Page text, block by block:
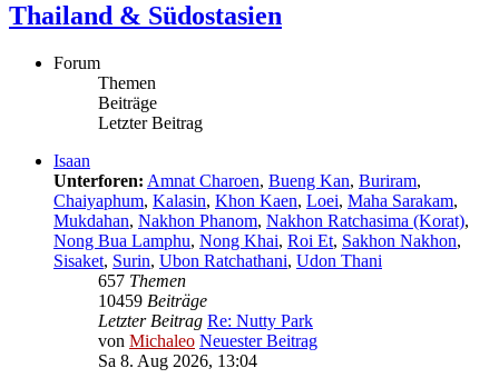
Thailand & Südostasien
Forum
Themen
Beiträge
Letzter Beitrag
Isaan
Unterforen: Amnat Charoen, Bueng Kan, Buriram,
Chaiyaphum, Kalasin, Khon Kaen, Loei, Maha Sarakam,
Mukdahan, Nakhon Phanom, Nakhon Ratchasima (Korat),
Nong Bua Lamphu, Nong Khai, Roi Et, Sakhon Nakhon,
Sisaket, Surin, Ubon Ratchathani, Udon Thani
657 Themen
10459 Beiträge
Letzter Beitrag Re: Nutty Park
von Michaleo Neuester Beitrag
Sa 8. Aug 2026, 13:04